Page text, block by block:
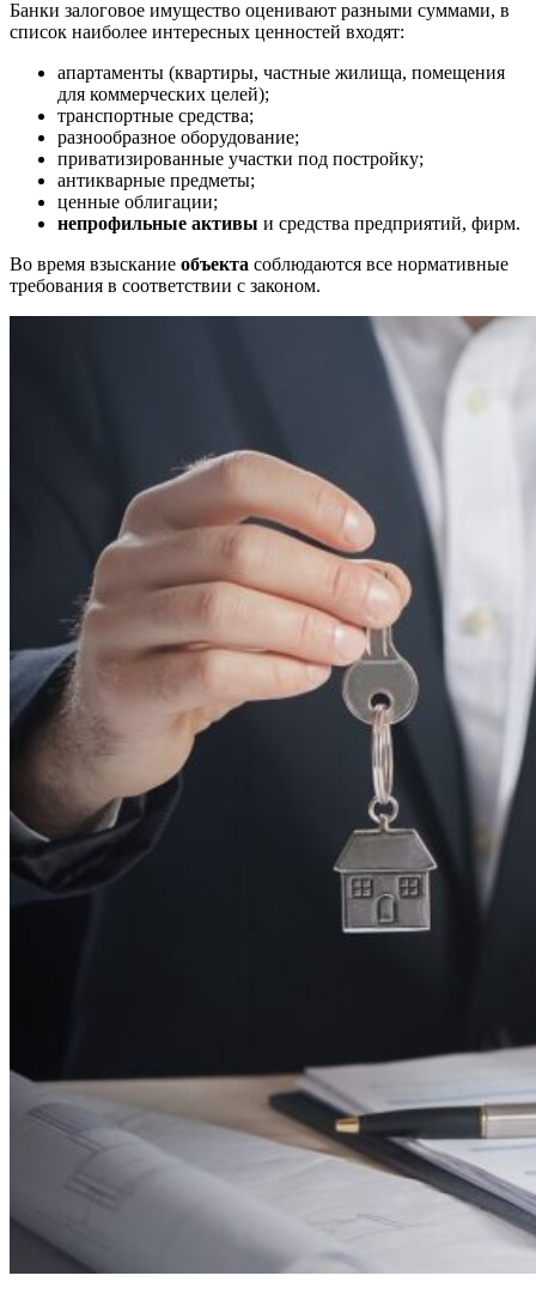
Банки залоговое имущество оценивают разными суммами, в
список наиболее интересных ценностей входят:
апартаменты (квартиры, частные жилища, помещения
для коммерческих целей);
транспортные средства;
разнообразное оборудование;
приватизированные участки под постройку;
антикварные предметы;
ценные облигации;
непрофильные активы и средства предприятий, фирм.
Во время взыскание объекта соблюдаются все нормативные
требования в соответствии с законом.